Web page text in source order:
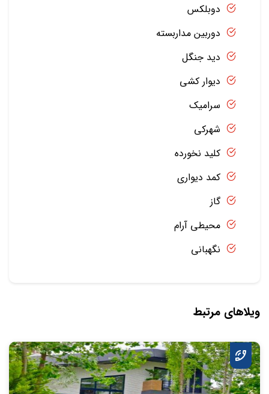
دوبلکس
دوربین مداربسته
دید جنگل
دیوار کشی
سرامیک
شهرکی
کلید نخورده
کمد دیواری
گاز
محیطی آرام
نگهبانی
ویلاهای مرتبط